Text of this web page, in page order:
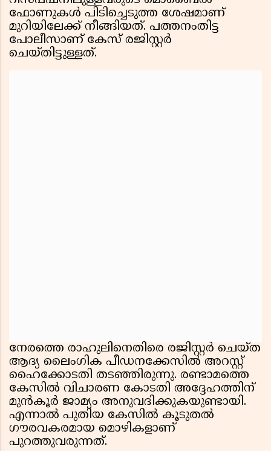
ഫോണുകൾ പിടിച്ചെടുത്ത ശേഷമാണ്
മുറിയിലേക്ക് നീങ്ങിയത്. പത്തനംതിട്ട
പോലീസാണ് കേസ് രജിസ്റ്റർ
ചെയ്തിട്ടുള്ളത്.
നേരത്തെ രാഹുലിനെതിരെ രജിസ്റ്റർ ചെയ്ത
ആദ്യ ലൈംഗിക പീഡനക്കേസിൽ അറസ്റ്റ്
ഹൈക്കോടതി തടഞ്ഞിരുന്നു. രണ്ടാമത്തെ
കേസിൽ വിചാരണ കോടതി അദ്ദേഹത്തിന്
മുൻകൂർ ജാമ്യം അനുവദിക്കുകയുണ്ടായി.
എന്നാൽ പുതിയ കേസിൽ കൂടുതൽ
ഗൗരവകരമായ മൊഴികളാണ്
പുറത്തുവരുന്നത്.